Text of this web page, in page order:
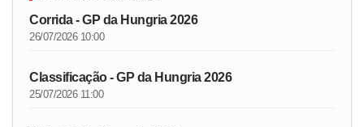
Corrida - GP da Hungria 2026
26/07/2026 10:00
Classificação - GP da Hungria 2026
25/07/2026 11:00